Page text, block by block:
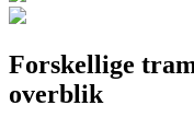
Forskellige
overblik